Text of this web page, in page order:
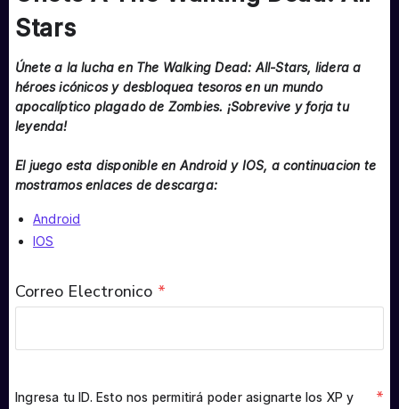
Stars
Únete a la lucha en The Walking Dead: All-Stars, lidera a
héroes icónicos y desbloquea tesoros en un mundo
apocalíptico plagado de Zombies. ¡Sobrevive y forja tu
leyenda!
El juego esta disponible en Android y IOS, a continuacion te
mostramos enlaces de descarga:
Android
IOS
Correo Electronico *
Ingresa tu ID. Esto nos permitirá poder asignarte los XP y
*